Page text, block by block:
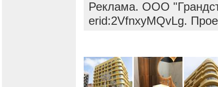
Реклама. ООО
erid:2VfnxyMQvLg.